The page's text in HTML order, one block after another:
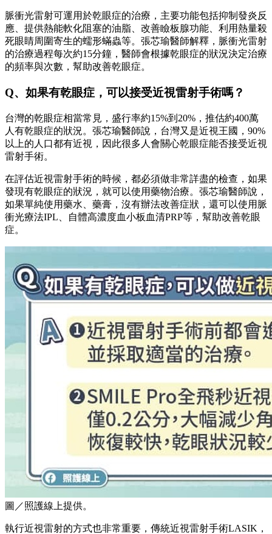
脈衝光雷射可運用於乾眼症的治療，主要功能包括抑制發炎反
應、提供熱能軟化阻塞的油脂、改善瞼板腺功能、利用熱量殺
死眼睛周圍寄生的蠕形蟎蟲等。張芯瑜醫師解釋，脈衝光雷射
的治療過程每次約15分鐘，醫師會根據乾眼症的狀況決定治療
的頻率與次數，幫助改善乾眼症。
Q、如果有乾眼症，可以接受近視雷射手術嗎？
台灣的乾眼症相當常見，盛行率約15%到20%，推估約400萬
人有乾眼症的狀況。張芯瑜醫師說，台灣又是近視王國，90%
以上的人口都有近視，因此很多人會關心乾眼症能否接受近視
雷射手術。
在評估近視雷射手術的時候，都必須做非常詳盡的檢查，如果
發現有乾眼症的狀況，就可以使用藥物治療。張芯瑜醫師說，
如果單純使用藥水、藥膏，沒有辦法改善症狀，還可以使用脈
衝光療法IPL、自體高濃度血小板血清PRP等，幫助改善乾眼
症。
圖／照護線上提供。
執行近視雷射的方式也非常重要，傳統近視雷射手術LASIK，